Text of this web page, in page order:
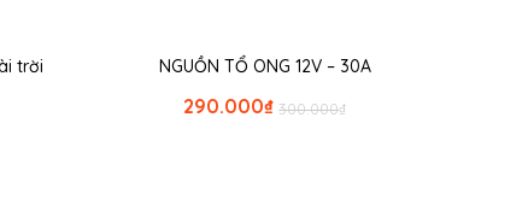
trời NGUỒN TỔ ONG 12V – 30A
₫
300.000
₫
290.000